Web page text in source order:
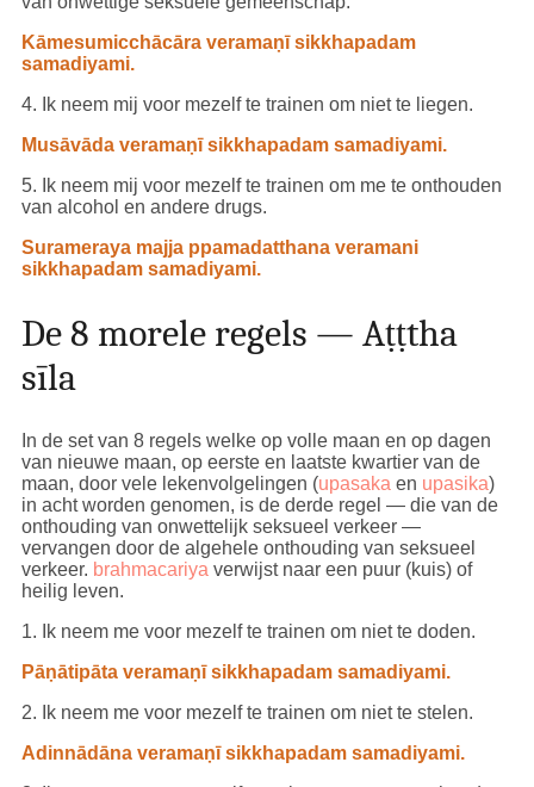
Kāmesumicchācāra veramaṇī sikkhapadam
samadiyami.
4. Ik neem mij voor mezelf te trainen om niet te liegen.
Musāvāda veramaṇī sikkhapadam samadiyami.
5. Ik neem mij voor mezelf te trainen om me te onthouden
van alcohol en andere drugs.
Surameraya majja ppamadatthana veramani
sikkhapadam samadiyami.
De 8 morele regels — Aṭṭtha
sīla
In de set van 8 regels welke op volle maan en op dagen
van nieuwe maan, op eerste en laatste kwartier van de
maan, door vele lekenvolgelingen (upasaka en upasika)
in acht worden genomen, is de derde regel — die van de
onthouding van onwettelijk seksueel verkeer —
vervangen door de algehele onthouding van seksueel
verkeer. brahmacariya verwijst naar een puur (kuis) of
heilig leven.
1. Ik neem me voor mezelf te trainen om niet te doden.
Pāṇātipāta veramaṇī sikkhapadam samadiyami.
2. Ik neem me voor mezelf te trainen om niet te stelen.
Adinnādāna veramaṇī sikkhapadam samadiyami.